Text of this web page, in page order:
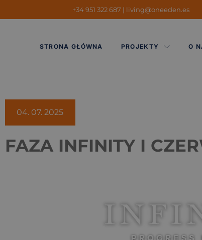
+34 951 322 687 | living@oneeden.es
STRONA GŁÓWNA PROJEKTY O
04. 07. 2025
FAZA INFINITY I